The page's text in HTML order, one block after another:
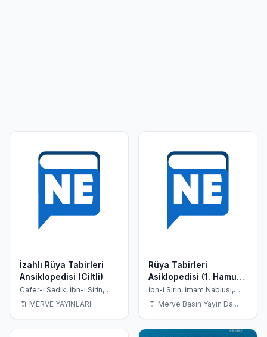
İzahlı Rüya Tabirleri
Ansiklopedisi (Ciltli)
Cafer-i Sadık, İbn-i Sirin,
İmam Nablusi, Seyyid
Süleyman
MERVE YAYINLARI
Rüya Tabirleri
Asiklopedisi (1. Hamur-
Ciltli)
İbn-i Sirin, İmam Nablusi,
Seyyid Süleyman
Merve Basın Yayın Da...